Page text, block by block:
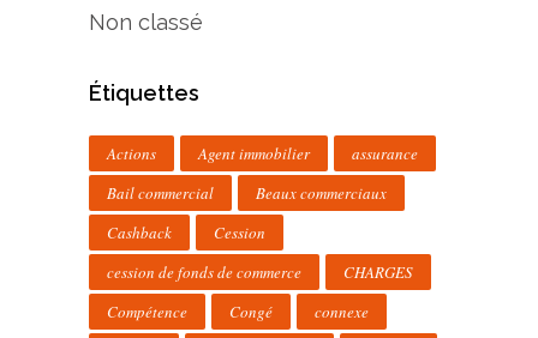
Non classé
Étiquettes
Actions Agent immobilier
assurance
Bail commercial
Beaux commerciaux
Cashback
Cession
cession de fonds de commerce
CHARGES
Compétence
Congé
connexe